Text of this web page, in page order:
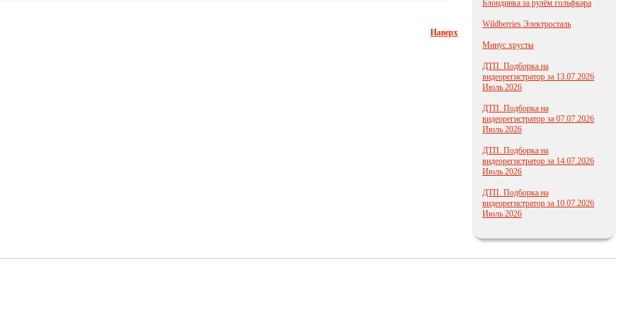
Наверх
Блондинка за рулём гольфкара
Wildberries Электросталь
Минус хрусты
ДТП. Подборка на
видеорегистратор за 13.07.2026
Июль 2026
ДТП. Подборка на
видеорегистратор за 07.07.2026
Июль 2026
ДТП. Подборка на
видеорегистратор за 14.07.2026
Июль 2026
ДТП. Подборка на
видеорегистратор за 10.07.2026
Июль 2026